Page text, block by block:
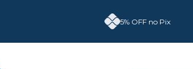
5% OFF no Pix